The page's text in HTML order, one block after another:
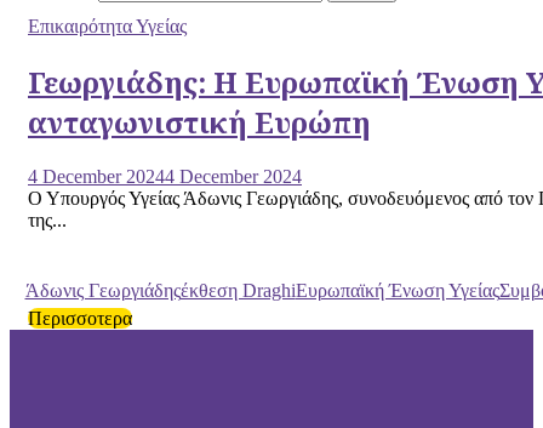
Επικαιρότητα Υγείας
Γεωργιάδης: Η Ευρωπαϊκή Ένωση
ανταγωνιστική Ευρώπη
4 December 20244 December 2024
Ο Υπουργός Υγείας Άδωνις Γεωργιάδης, συνοδευόμενος από
της...
Άδωνις Γεωργιάδηςέκθεση DraghiΕυρωπαϊκή Ένωση Υγείας
Περισσοτερα